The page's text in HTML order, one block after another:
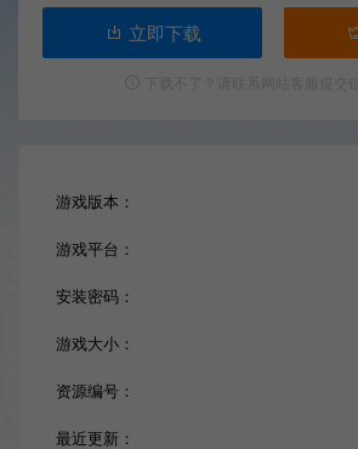
立即下载
游戏版本：
游戏平台：
安装密码：
游戏大小：
资源编号：
最近更新：